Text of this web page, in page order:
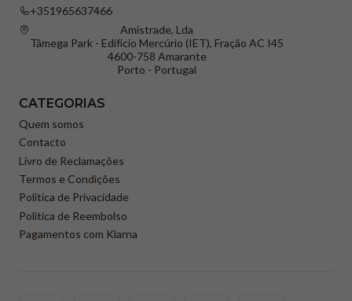
+351965637466
Amistrade, Lda
Tâmega Park - Edifício Mercúrio (IET), Fração AC I45
4600-758 Amarante
Porto - Portugal
CATEGORIAS
Quem somos
Contacto
Livro de Reclamações
Termos e Condições
Política de Privacidade
Politica de Reembolso
Pagamentos com Klarna